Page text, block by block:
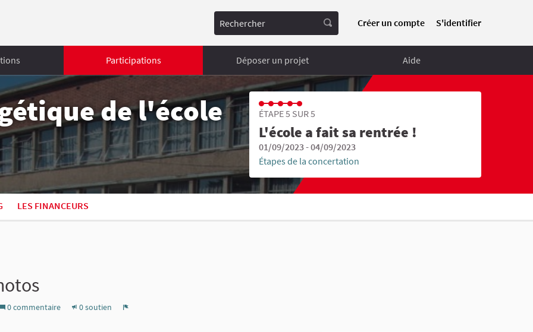
Rechercher Créer un compte S'identifier
Participations Déposer un projet Aide
de l'école ÉTAPE 5 SUR 5
L'école a fait sa rentrée !
01/09/2023 - 04/09/2023
Étapes de la concertation
LES FINANCEURS
0 commentaire 0 soutien